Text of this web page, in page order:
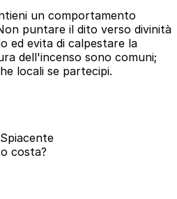
un comportamento
puntare il dito verso divinità
ed evita di calpestare la
dell'incenso sono comuni;
locali se partecipi.
costa?